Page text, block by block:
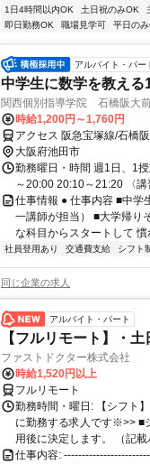
1日4時間以内OK
土日祝のみOK
即日勤務OK
職場見学可 平日の
アルバイト・パー
中学生に数学を教え
関西個別指導学院 石橋阪大
時給1,200円～1,760円
アクセス 阪急宝塚線/石橋
大阪府池田市
勤務曜日・時間 週1日、1
～20:00 20:10～21:20 〈
仕事情報 ● 仕事内容 ■中学
一講師が担当） ■大学帰り
な科目からスタートして 慣
社員登用あり 交通費支給 シフト
同じ企業の求人
アルバイト・パート
【フルリモート】・
ファストドクター株式会社
時給1,520円以上
フルリモート
勤務時間・曜日: 【シフト
に勤務する求人です※>> ■
用後に決定します。 （記載
仕事内容: